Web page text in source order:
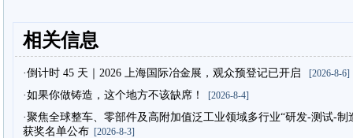
相关信息
·倒计时 45 天｜2026 上海国际冶金展，观众预登记已开启 [2026-8-6]
·如果你做铸造，这个地方不该缺席！ [2026-8-4]
·聚焦全球整车、零部件及高附加值泛工业领域多行业“研发-测试-制
获奖名单公布[2026-8-3]